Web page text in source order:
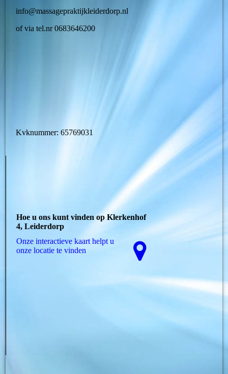
info@massagepraktijkleiderdorp.nl
of via tel.nr 0683646200
Kvknummer: 65769031
Hoe u ons kunt vinden op Klerkenhof
4, Leiderdorp
Onze interactieve kaart helpt u
onze locatie te vinden